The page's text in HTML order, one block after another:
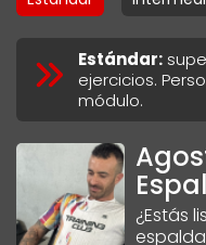
Estándar:
ejercicios.
módulo.
¿Estás